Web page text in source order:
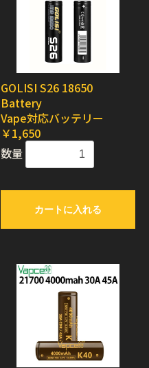
GOLISI S26 18650
Battery
Vape対応バッテリー
￥1,650
数量
カートに入れる